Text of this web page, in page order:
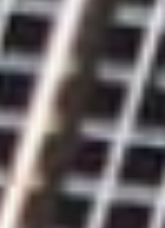
Catálogos
Alceda Aventura
Contacto